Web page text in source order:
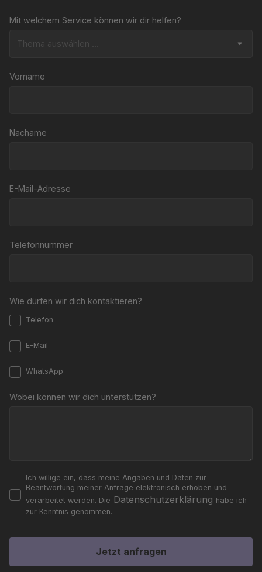
Mit welchem Service können wir dir helfen?
Vorname
Nachame
E-Mail-Adresse
Telefonnummer
Wie dürfen wir dich kontaktieren?
Telefon
E-Mail
WhatsApp
Wobei können wir dich unterstützen?
Ich willige ein, dass meine Angaben und Daten zur
Beantwortung meiner Anfrage elektronisch erhoben und
verarbeitet werden. Die Datenschutzerklärung habe ich
zur Kenntnis genommen.
Jetzt anfragen